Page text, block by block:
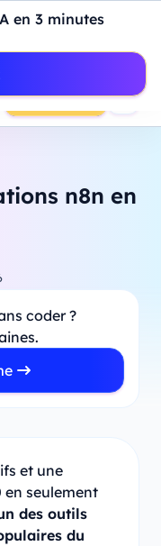
en 3 minutes
premier
18h00
Entreprises
Prendre RDV
n8n en
coder ?
et une
seulement
des outils
du